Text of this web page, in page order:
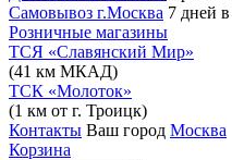
Самовывоз г.Москва 7 дней
Розничные магазины
ТСЯ «Славянский Мир»
(41 км МКАД)
ТСК «Молоток»
(1 км от г. Троицк)
Контакты Ваш город Москва
Корзина